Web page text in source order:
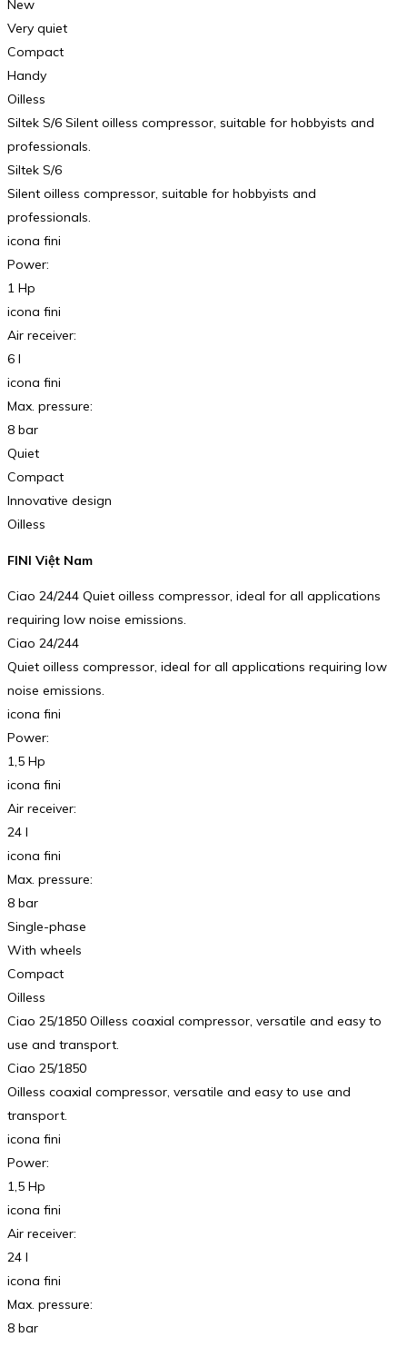
New
Very quiet
Compact
Handy
Oilless
Siltek S/6 Silent oilless compressor, suitable for hobbyists and
professionals.
Siltek S/6
Silent oilless compressor, suitable for hobbyists and
professionals.
icona fini
Power:
1 Hp
icona fini
Air receiver:
6 l
icona fini
Max. pressure:
8 bar
Quiet
Compact
Innovative design
Oilless
FINI Việt Nam
Ciao 24/244 Quiet oilless compressor, ideal for all applications
requiring low noise emissions.
Ciao 24/244
Quiet oilless compressor, ideal for all applications requiring low
noise emissions.
icona fini
Power:
1,5 Hp
icona fini
Air receiver:
24 l
icona fini
Max. pressure:
8 bar
Single-phase
With wheels
Compact
Oilless
Ciao 25/1850 Oilless coaxial compressor, versatile and easy to
use and transport.
Ciao 25/1850
Oilless coaxial compressor, versatile and easy to use and
transport.
icona fini
Power:
1,5 Hp
icona fini
Air receiver:
24 l
icona fini
Max. pressure:
8 bar